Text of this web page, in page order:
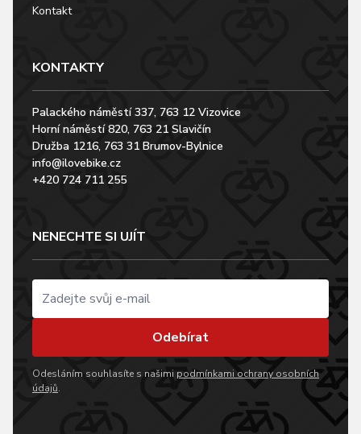
Kontakt
KONTAKTY
Palackého náměstí 337, 763 12 Vizovice
Horní náměstí 820, 763 21 Slavičín
Družba 1216, 763 31 Brumov-Bylnice
info@ilovebike.cz
+420 724 711 255
NENECHTE SI UJÍT
Odebírat
Odesláním souhlasíte s našimi podmínkami ochrany osobních
údajů.